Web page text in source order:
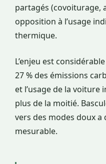
partagés (covoiturage,
opposition à l’usage
thermique.
L’enjeu est
27 % des émissions
et l’usage de la
plus de la moitié.
vers des modes doux
mesurable.